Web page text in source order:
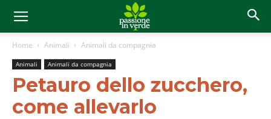
Home Animali Animali da compagnia
Animali Animali da compagnia
Petauro dello zucchero,
come allevarlo